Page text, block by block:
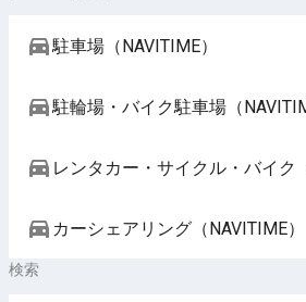
駐車場（NAVITIME）
駐輪場・バイク駐車場（
レンタカー・サイクル・バイク
カーシェアリング（NAVITIME）
検索